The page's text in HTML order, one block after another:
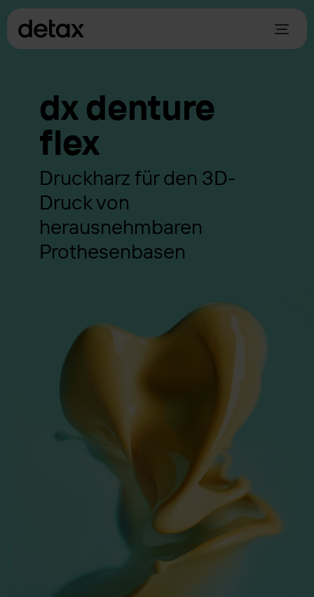
dx denture
flex
Druckharz für den 3D-
Druck von
herausnehmbaren
Prothesenbasen